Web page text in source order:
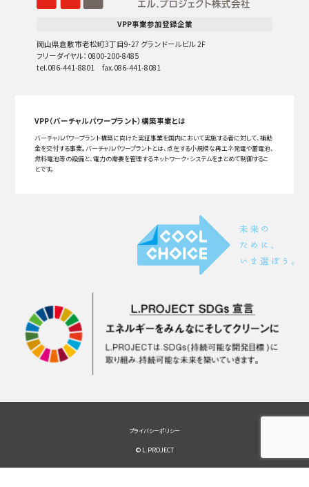
VPP事業参加登録企業
岡山県倉敷市老松町3丁目9-27 グランドールビル 2F
フリーダイヤル：0800-200-8485
tel.086-441-8801 fax.086-441-8081
VPP（バーチャルパワープラント）構築事業とは
バーチャルパワープラント構築に向けた実証事業を国内において実施する者に対して、補助
金を交付する事業。バーチャルパワープラントとは、点在する小規模な再エネ発電や蓄電池、
燃料電池等の設備と、電力の需要を管理するネットワーク・システムをまとめて制御するこ
とです。
プライバシーポリシー
© L.PROJECT